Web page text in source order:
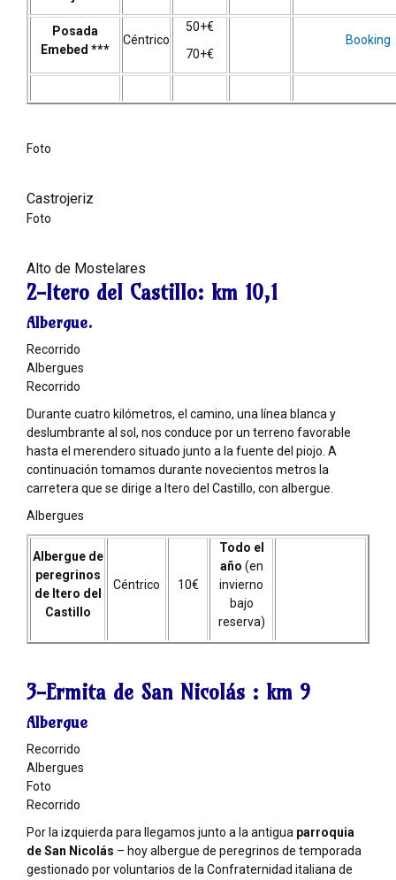
Posada
Emebed ***
Céntrico
50+€
70+€
Booking
Foto
Castrojeriz
Foto
Alto de Mostelares
2-Itero del Castillo: km 10,1
Albergue.
Recorrido
Albergues
Recorrido
Durante cuatro kilómetros, el camino, una línea blanca y
deslumbrante al sol, nos conduce por un terreno favorable
hasta el merendero situado junto a la fuente del piojo. A
continuación tomamos durante novecientos metros la
carretera que se dirige a Itero del Castillo, con albergue.
Albergues
Albergue de
peregrinos
de Itero del
Castillo
Céntrico 10€
Todo el
año (en
invierno
bajo
reserva)
3-Ermita de San Nicolás : km 9
Albergue
Recorrido
Albergues
Foto
Recorrido
Por la izquierda para llegamos junto a la antigua parroquia
de San Nicolás – hoy albergue de peregrinos de temporada
gestionado por voluntarios de la Confraternidad italiana de